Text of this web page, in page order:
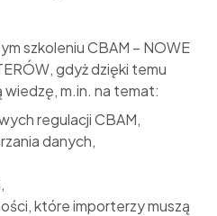
szkoleniuCBAM – NOWE
, gdyż dzięki temu
m.in. na temat:
regulacji CBAM,
danych,
które importerzy muszą